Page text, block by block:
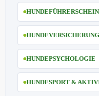
HUNDEFÜHRERSCHEIN
HUNDEVERSICHERUNG
HUNDEPSYCHOLOGIE
HUNDESPORT &